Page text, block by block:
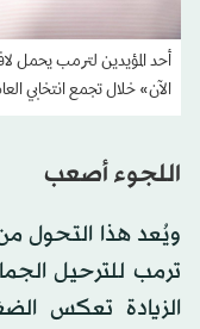
أحد المؤيدين لترمب يحمل
الآن» خلال تجمع انتخابي
اللجوء أصعب
ويُعد هذا التحول
ترمب للترحيل
الزيادة تعكس